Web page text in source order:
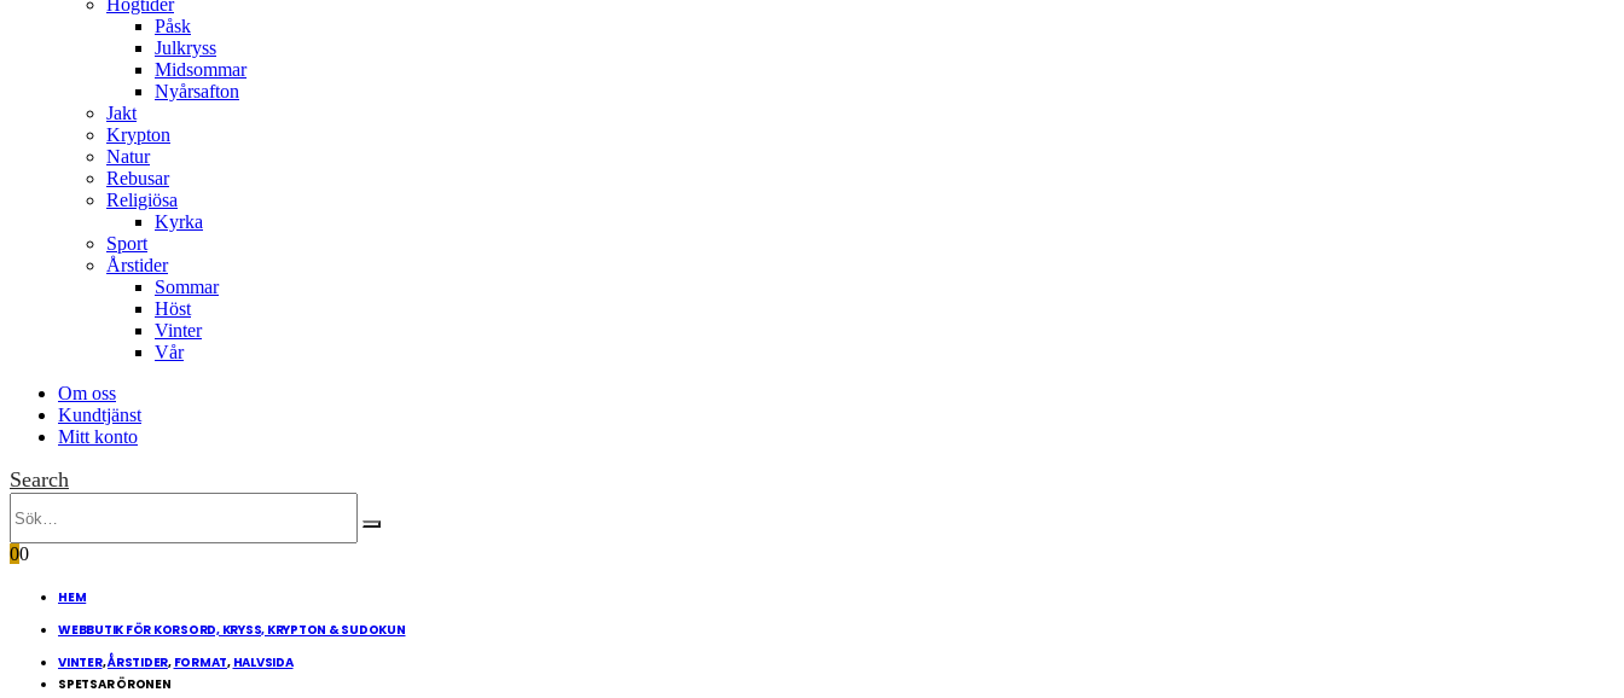
Högtider
Påsk
Julkryss
Midsommar
Nyårsafton
Jakt
Krypton
Natur
Rebusar
Religiösa
Kyrka
Sport
Årstider
Sommar
Höst
Vinter
Vår
Om oss
Kundtjänst
Mitt konto
Search
00
HEM
WEBBUTIK FÖR KORSORD, KRYSS, KRYPTON & SUDOKUN
VINTER,ÅRSTIDER, FORMAT, HALVSIDA
SPETSAR ÖRONEN